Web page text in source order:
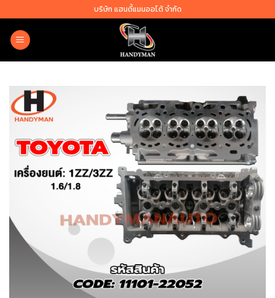
to
content
บริษัท แฮนดี้แมนออโต้ จำกัด